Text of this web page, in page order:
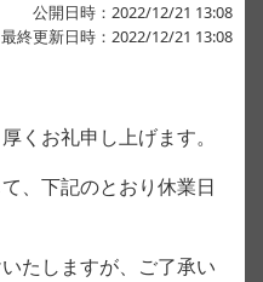
公開日時：2022/12/21 13:08
最終更新日時：2022/12/21 13:08
くお礼申し上げます。
、下記のとおり休業日
たしますが、ご了承い